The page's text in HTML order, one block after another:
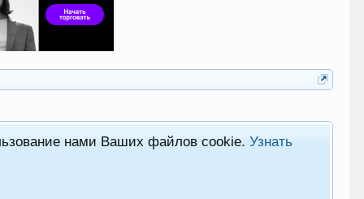
нами Ваших файлов cookie.Узнать